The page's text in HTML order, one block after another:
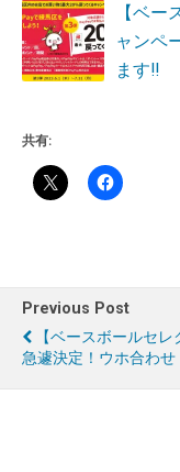
【ベ
ャンペ
ます‼
共有:
Previous Post
【ベースボールセレ
急遽決定！ウホ合わせ